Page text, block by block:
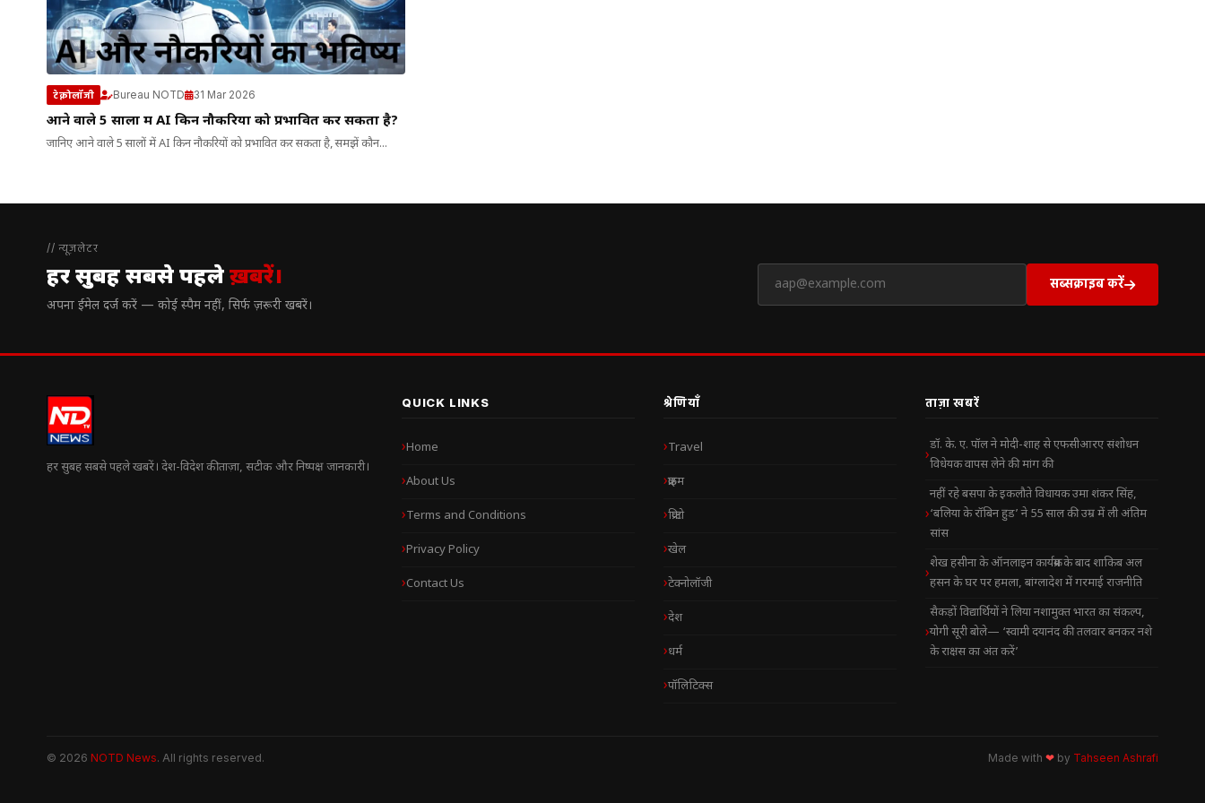
टेक्नोलॉजी Bureau NOTD 31 Mar 2026
आने वाले 5 सालों में AI किन नौकरियों को प्रभावित कर सकता है?
जानिए आने वाले 5 सालों में AI किन नौकरियों को प्रभावित कर सकता है, समझें कौन...
// न्यूज़लेटर
हर सुबह सबसे पहलेख़बरें।
अपना ईमेल दर्ज करें — कोई स्पैम नहीं, सिर्फ ज़रूरी खबरें।
सब्सक्राइब करें
हर सुबह सबसे पहले खबरें। देश-विदेश की ताज़ा, सटीक और निष्पक्ष जानकारी।
QUICK LINKS
Home
About Us
Terms and Conditions
Privacy Policy
Contact Us
श्रेणियाँ
Travel
क्राइम
क्रिप्टो
खेल
टेक्नोलॉजी
देश
धर्म
पॉलिटिक्स
ताज़ा खबरें
डॉ. के. ए. पॉल ने मोदी-शाह से एफसीआरए संशोधन
विधेयक वापस लेने की मांग की
नहीं रहे बसपा के इकलौते विधायक उमा शंकर सिंह,
‘बलिया के रॉबिन हुड’ ने 55 साल की उम्र में ली अंतिम
सांस
शेख हसीना के ऑनलाइन कार्यक्रम के बाद शाकिब अल
हसन के घर पर हमला, बांग्लादेश में गरमाई राजनीति
सैकड़ों विद्यार्थियों ने लिया नशामुक्त भारत का संकल्प,
योगी सूरी बोले— ‘स्वामी दयानंद की तलवार बनकर नशे
के राक्षस का अंत करें’
© 2026 NOTD News. All rights reserved. Made with ❤ by Tahseen Ashrafi